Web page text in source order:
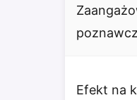
Efekt na